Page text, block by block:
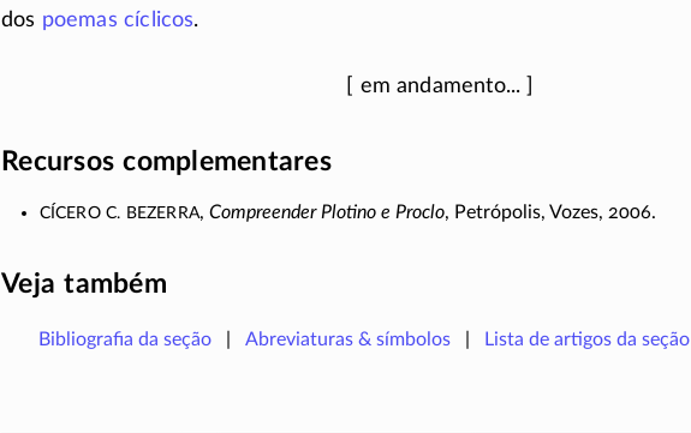
dos poemas cíclicos.
Recursos complementares
Cícero C. Bezerra, Compreender Plotino e Proclo, Petrópolis, Vozes, 2006.
Veja também
Bibliografia da seção Abreviaturas & símbolos Lista de artigos da seção